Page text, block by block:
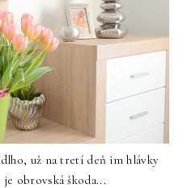
už na tretí deň im hlávky
obrovská škoda...